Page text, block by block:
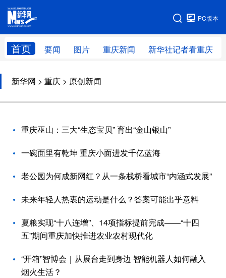
PC版本
首页 要闻 图片 重庆新闻 新华社记者看重庆
网站地图
新华网 > 重庆 > 原创新闻
重庆巫山：三大“生态宝贝” 育出“金山银山”
一碗面里有乾坤 重庆小面进发千亿蓝海
老公园为何成新网红？从一条栈桥看城市“内涵式发展”
未来年轻人热衷的运动是什么？答案可能出乎意料
夏粮实现“十八连增”、14项指标提前完成——“十四
五”期间重庆加快推进农业农村现代化
“开箱”智博会｜从展台走到身边 智能机器人如何融入
烟火生活？